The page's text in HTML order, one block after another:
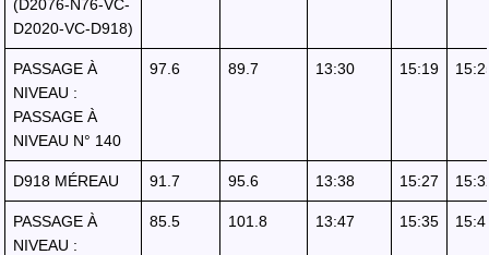
(D2076-N76-VC-
D2020-VC-D918)
PASSAGE À
NIVEAU :
PASSAGE À
NIVEAU N° 140
97.6 89.7 13:30 15:19
D918 MÉREAU 91.7 95.6 13:38 15:27
PASSAGE À
NIVEAU :
85.5 101.8 13:47 15:35